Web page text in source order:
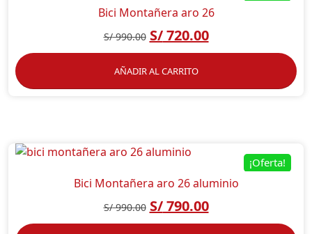
Bici Montañera aro 26
S/990.00 S/720.00
AÑADIR AL CARRITO
¡Oferta!
Bici Montañera aro 26 aluminio
S/990.00 S/790.00